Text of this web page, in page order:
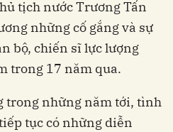
tịch nước Trương Tấn
những cố gắng và sự
bộ, chiến sĩ lực lượng
trong 17 năm qua.
trong những năm tới, tình
tục có những diễn